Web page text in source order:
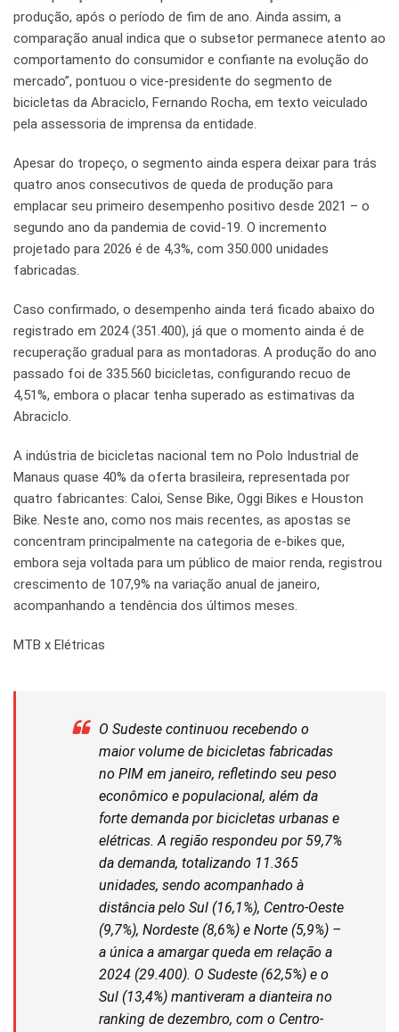
produção, após o período de fim de ano. Ainda assim, a
comparação anual indica que o subsetor permanece atento ao
comportamento do consumidor e confiante na evolução do
mercado”, pontuou o vice-presidente do segmento de
bicicletas da Abraciclo, Fernando Rocha, em texto veiculado
pela assessoria de imprensa da entidade.
Apesar do tropeço, o segmento ainda espera deixar para trás
quatro anos consecutivos de queda de produção para
emplacar seu primeiro desempenho positivo desde 2021 – o
segundo ano da pandemia de covid-19. O incremento
projetado para 2026 é de 4,3%, com 350.000 unidades
fabricadas.
Caso confirmado, o desempenho ainda terá ficado abaixo do
registrado em 2024 (351.400), já que o momento ainda é de
recuperação gradual para as montadoras. A produção do ano
passado foi de 335.560 bicicletas, configurando recuo de
4,51%, embora o placar tenha superado as estimativas da
Abraciclo.
A indústria de bicicletas nacional tem no Polo Industrial de
Manaus quase 40% da oferta brasileira, representada por
quatro fabricantes: Caloi, Sense Bike, Oggi Bikes e Houston
Bike. Neste ano, como nos mais recentes, as apostas se
concentram principalmente na categoria de e-bikes que,
embora seja voltada para um público de maior renda, registrou
crescimento de 107,9% na variação anual de janeiro,
acompanhando a tendência dos últimos meses.
MTB x Elétricas
O Sudeste continuou recebendo o
maior volume de bicicletas fabricadas
no PIM em janeiro, refletindo seu peso
econômico e populacional, além da
forte demanda por bicicletas urbanas e
elétricas. A região respondeu por 59,7%
da demanda, totalizando 11.365
unidades, sendo acompanhado à
distância pelo Sul (16,1%), Centro-Oeste
(9,7%), Nordeste (8,6%) e Norte (5,9%) –
a única a amargar queda em relação a
2024 (29.400). O Sudeste (62,5%) e o
Sul (13,4%) mantiveram a dianteira no
ranking de dezembro, com o Centro-